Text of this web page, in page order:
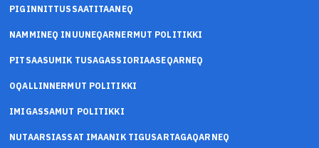
PIGINNITTUSSAATITAANEQ
NAMMINEQ INUUNEQARNERMUT POLITIKKI
PITSAASUMIK TUSAGASSIORIAASEQARNEQ
OQALLINNERMUT POLITIKKI
IMIGASSAMUT POLITIKKI
NUTAARSIASSAT IMAANIK TIGUSARTAGAQARNEQ